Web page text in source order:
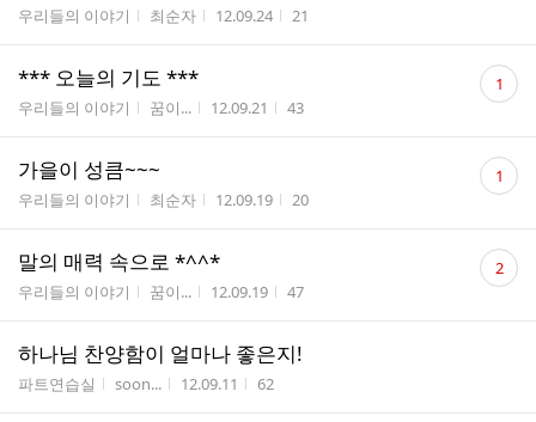
게시판명
우리들의 이야기 작성자
최순자 작성시간
12.09.24 조회수
21
*** 오늘의 기도 ***
게시판명
우리들의 이야기 작성자
꿈이... 작성시간
12.09.21 조회수
43
댓
글 1
가을이 성큼~~~
게시판명
우리들의 이야기 작성자
최순자 작성시간
12.09.19 조회수
20
댓
글 1
말의 매력 속으로 *^^*
게시판명
우리들의 이야기 작성자
꿈이... 작성시간
12.09.19 조회수
47
댓
글 2
하나님 찬양함이 얼마나 좋은지!
게시판명
파트연습실 작성자
soon... 작성시간
12.09.11 조회수
62